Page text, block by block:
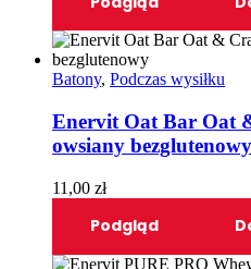
Batony, Podczas wysiłku
Enervit Oat Bar Oat
owsiany bezglutenowy
11,00 zł
Podgląd